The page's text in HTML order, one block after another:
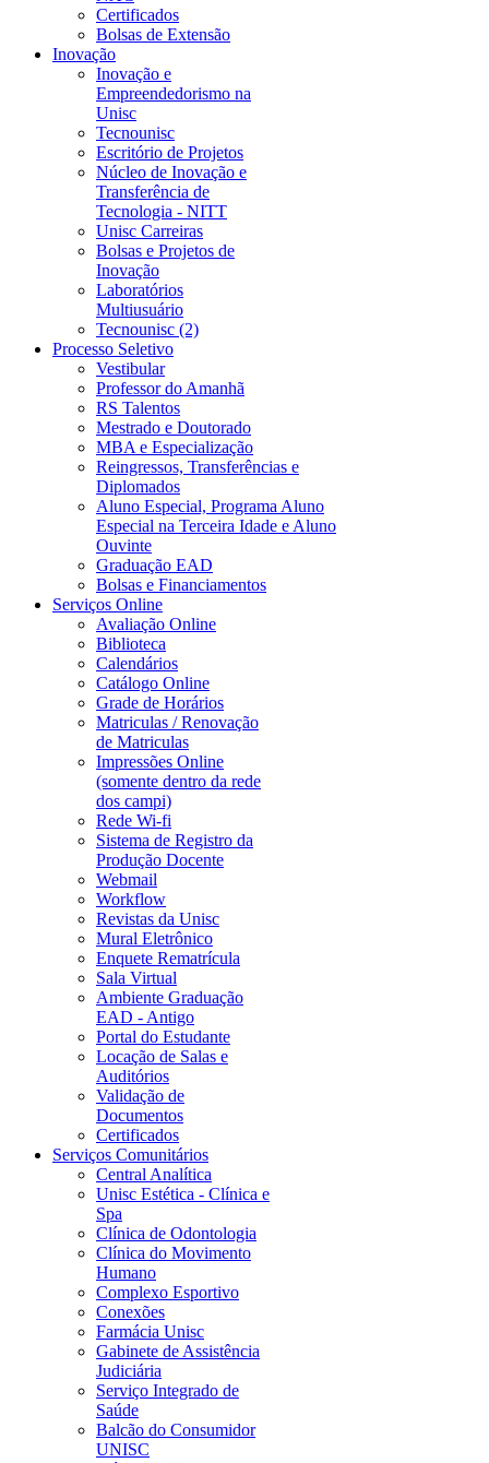
Certificados
Bolsas de Extensão
Inovação
Inovação e
Empreendedorismo na
Unisc
Tecnounisc
Escritório de Projetos
Núcleo de Inovação e
Transferência de
Tecnologia - NITT
Unisc Carreiras
Bolsas e Projetos de
Inovação
Laboratórios
Multiusuário
Tecnounisc (2)
Processo Seletivo
Vestibular
Professor do Amanhã
RS Talentos
Mestrado e Doutorado
MBA e Especialização
Reingressos, Transferências e
Diplomados
Aluno Especial, Programa Aluno
Especial na Terceira Idade e Aluno
Ouvinte
Graduação EAD
Bolsas e Financiamentos
Serviços Online
Avaliação Online
Biblioteca
Calendários
Catálogo Online
Grade de Horários
Matriculas / Renovação
de Matriculas
Impressões Online
(somente dentro da rede
dos campi)
Rede Wi-fi
Sistema de Registro da
Produção Docente
Webmail
Workflow
Revistas da Unisc
Mural Eletrônico
Enquete Rematrícula
Sala Virtual
Ambiente Graduação
EAD - Antigo
Portal do Estudante
Locação de Salas e
Auditórios
Validação de
Documentos
Certificados
Serviços Comunitários
Central Analítica
Unisc Estética - Clínica e
Spa
Clínica de Odontologia
Clínica do Movimento
Humano
Complexo Esportivo
Conexões
Farmácia Unisc
Gabinete de Assistência
Judiciária
Serviço Integrado de
Saúde
Balcão do Consumidor
UNISC